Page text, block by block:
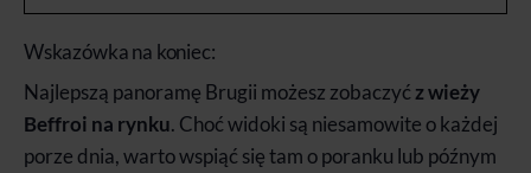
Wskazówka na koniec:
Najlepszą panoramę Brugii możesz zobaczyć z wieży
Beffroi na rynku. Choć widoki są niesamowite o każdej
porze dnia, warto wspiąć się tam o poranku lub późnym